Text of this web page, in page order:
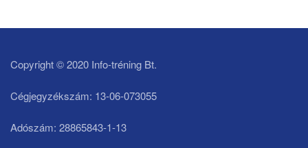
Copyright © 2020 Info-tréning Bt.
Cégjegyzékszám: 13-06-073055
Adószám: 28865843-1-13